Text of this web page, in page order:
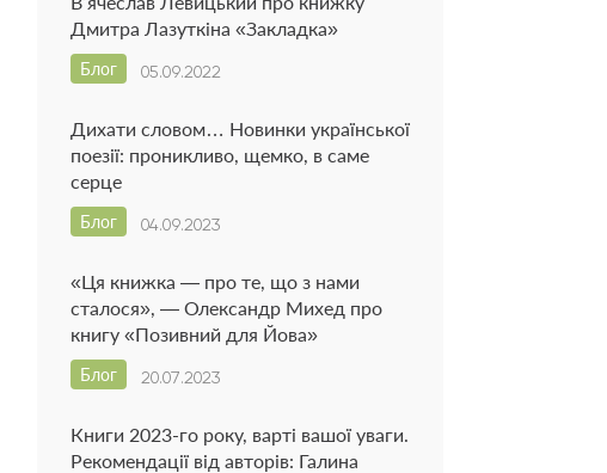
Дмитра Лазуткіна «Закладка»
05.09.2022
Блог
Дихати словом… Новинки української
поезії: проникливо, щемко, в саме
серце
04.09.2023
Блог
«Ця книжка — про те, що з нами
сталося», — Олександр Михед про
книгу «Позивний для Йова»
20.07.2023
Блог
Книги 2023-го року, варті вашої уваги.
Рекомендації від авторів: Галина